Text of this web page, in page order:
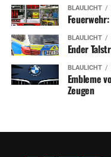
BLAULICHT
BLAULICHT
Ender
BLAULICHT
Embleme
Zeugen